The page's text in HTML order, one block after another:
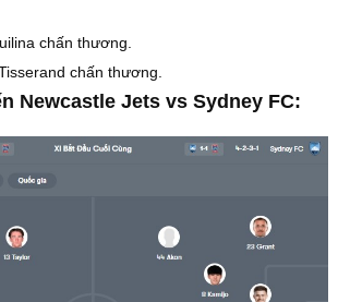
chấn thương.
chấn thương.
Newcastle Jets vs Sydney FC: